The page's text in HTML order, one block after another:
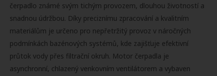
čerpadlo známé svým tichým provozem, dlouhou životností a
snadnou údržbou. Díky preciznímu zpracování a kvalitním
materiálům je určeno pro nepřetržitý provoz v náročných
podmínkách bazénových systémů, kde zajišťuje efektivní
průtok vody přes filtrační okruh. Motor čerpadla je
asynchronní, chlazený venkovním ventilátorem a vybaven